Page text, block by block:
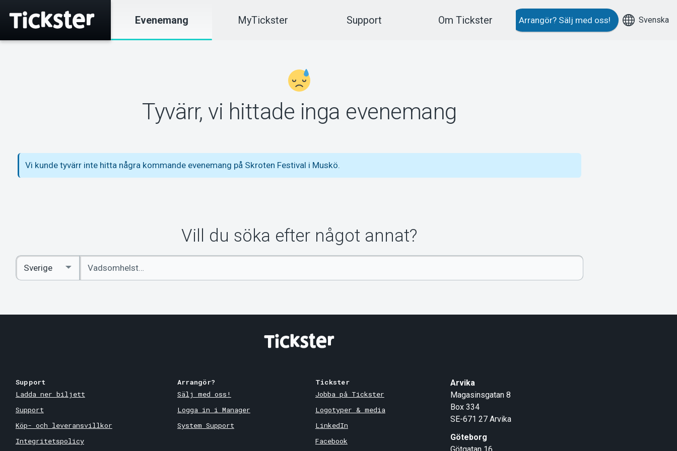
Evenemang MyTickster Support Om Tickster Arrangör? Sälj med oss! Svenska
Tyvärr, vi hittade inga evenemang
Vi kunde tyvärr inte hitta några kommande evenemang på Skroten Festival i Muskö.
Vill du söka efter något annat?
Ange
sökord
Select
Country
Support
Ladda ner biljett
Support
Köp- och leveransvillkor
Integritetspolicy
Arrangör?
Sälj med oss!
Logga in i Manager
System Support
Tickster
Jobba på Tickster
Logotyper & media
LinkedIn
Facebook
Arvika
Magasinsgatan 8
Box 334
SE-671 27 Arvika
Göteborg